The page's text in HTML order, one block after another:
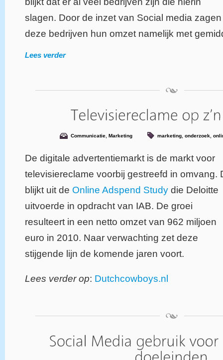
slagen. Door de inzet van Social media zagen
deze bedrijven hun omzet namelijk met
Lees verder
Communicatie, Marketing marketing, onderzoek,
De digitale advertentiemarkt is de markt voor
televisiereclame voorbij gestreefd in omvang.
blijkt uit de Online Adspend Study die Deloitte
uitvoerde in opdracht van IAB. De groei
resulteert in een netto omzet van 962 miljoen
euro in 2010. Naar verwachting zet deze
stijgende lijn de komende jaren voort.
Lees verder op: Dutchcowboys.nl